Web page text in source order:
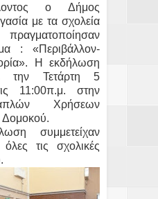
ο Δήμος
με τα σχολεία
: «Περιβάλλον-
Η εκδήλωση
την Τετάρτη 5
11:00π.μ. στην
Χρήσεων
Δομοκού.
συμμετείχαν
τις σχολικές